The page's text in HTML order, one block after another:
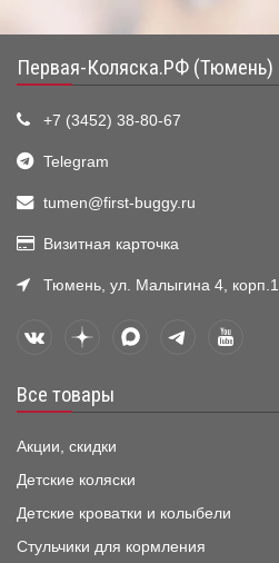
Первая-Коляска.РФ (Тюмень)
+7 (3452) 38-80-67
Telegram
tumen@first-buggy.ru
Визитная карточка
Тюмень, ул. Малыгина 4, корп.1
Все товары
Акции, скидки
Детские коляски
Детские кроватки и колыбели
Стульчики для кормления